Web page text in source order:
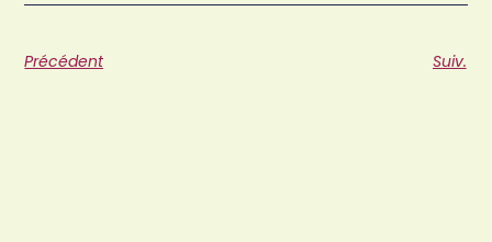
Précédent Suiv.